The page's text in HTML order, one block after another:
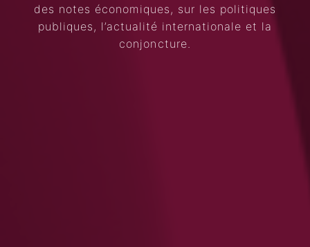
des notes économiques, sur les politiques
publiques, l’actualité internationale et la
conjoncture.